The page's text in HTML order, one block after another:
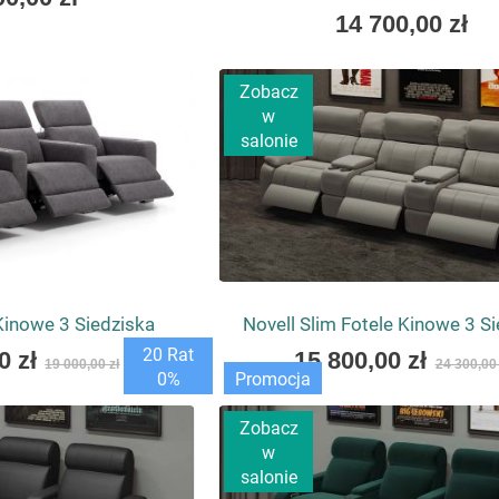
udogodnienia, takie jak barek, uchwyty na
kinowa — co wybrać?
zależy Ci na indywidualnym miejscu dla każdego widza.
rozwiązania można też łączyć w jednej aranżacji kina
As
as
14 700,00 zł
3 Siedziska
zł 19 000,00 zł
Zobacz
w
salonie
Novell Slim Fotele Kinowe 3
As
low
as
15 800,00 zł 24 300,00
Zobacz
w
salonie
20 Rat
0%
Promocja